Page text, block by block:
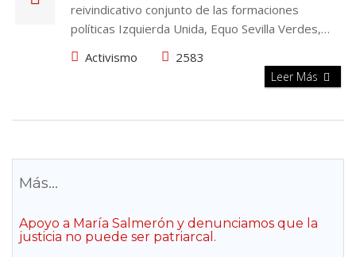
reivindicativo conjunto de las formaciones
políticas Izquierda Unida, Equo Sevilla Verdes,…
Activismo
2583
Leer Más
Más...
Apoyo a María Salmerón y denunciamos que la
justicia no puede ser patriarcal.